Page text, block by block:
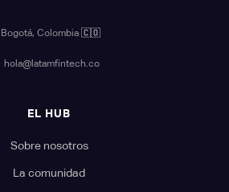
Bogotá, Colombia 🇨🇴
hola@latamfintech.co
EL HUB
Sobre nosotros
La comunidad